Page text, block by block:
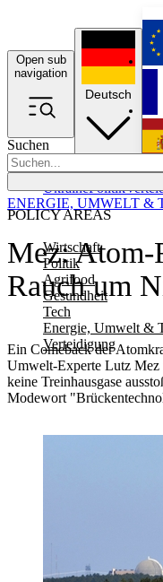
Open sub
navigation
Suchen
POLICY AREAS
Wirtschaft
Politik
Agrifood
Gesundheit
Tech
Energie, Umwelt &
Verteidigung
UkrainePolitik
Deutsch
Mez: Atom-
Rauch um
Ein Comeback der
Umwelt-Experte Lutz
keine Treinhausgase
Modewort
ENERGIE, UMWELT &